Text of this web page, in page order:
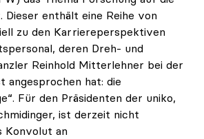
Dieser enthält eine Reihe von
zu den Karriereperspektiven
deren Dreh- und
Reinhold Mitterlehner bei der
angesprochen hat: die
Für den Präsidenten der uniko,
ist derzeit nicht
Konvolut an